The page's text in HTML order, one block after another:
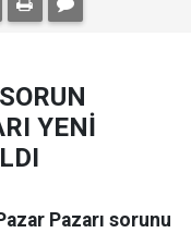
YENİ
Pazarı sorunu